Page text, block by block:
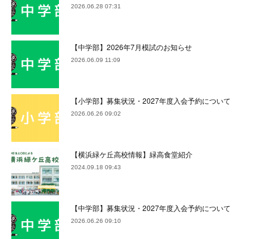
2026.06.28 07:31
【中学部】2026年7月模試のお知らせ
2026.06.09 11:09
【小学部】募集状況・2027年度入会予約について
2026.06.26 09:02
【横浜緑ケ丘高校情報】緑高食堂紹介
2024.09.18 09:43
【中学部】募集状況・2027年度入会予約について
2026.06.26 09:10